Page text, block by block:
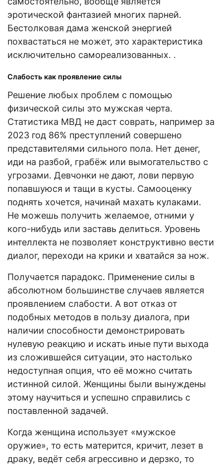
эротической фантазией многих парней.
Бестолковая дама женской энергией
похвастаться не может, это характеристика
исключительно самореализованных. .
Слабость как проявление силы
Решение любых проблем с помощью
физической силы это мужская черта.
Статистика МВД не даст соврать, например за
2023 год 86% преступлений совершено
представителями сильного пола. Нет денег,
иди на разбой, грабёж или вымогательство с
угрозами. Девчонки не дают, лови первую
попавшуюся и тащи в кусты. Самооценку
поднять хочется, начинай махать кулаками.
Не можешь получить желаемое, отними у
кого-нибудь или заставь делиться. Уровень
интеллекта не позволяет конструктивно вести
диалог, переходи на крики и хватайся за нож.
Получается парадокс. Применение силы в
абсолютном большинстве случаев является
проявлением слабости. А вот отказ от
подобных методов в пользу диалога, при
наличии способности демонстрировать
нулевую реакцию и искать иные пути выхода
из сложившейся ситуации, это настолько
недоступная опция, что её можно считать
истинной силой. Женщины были вынуждены
этому научиться и успешно справились с
поставленной задачей.
Когда женщина использует «мужское
оружие», то есть матерится, кричит, лезет в
драку, ведёт себя агрессивно и дерзко, то